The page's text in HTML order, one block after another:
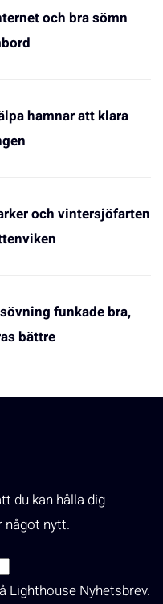
och bra sömn
hamnar att klara
och vintersjöfarten
funkade bra,
bättre
du kan hålla dig
något nytt.
Lighthouse Nyhetsbrev.